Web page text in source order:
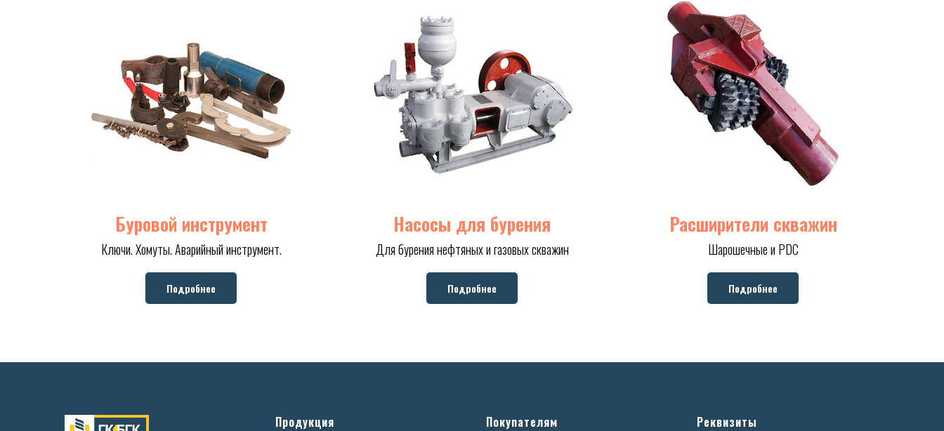
Буровой инструмент
Ключи. Хомуты. Аварийный инструмент.
Подробнее
Насосы для бурения
Для бурения нефтяных и газовых скважин
Подробнее
Расширители скважин
Шарошечные и PDC
Подробнее
Продукция Покупателям Реквизиты